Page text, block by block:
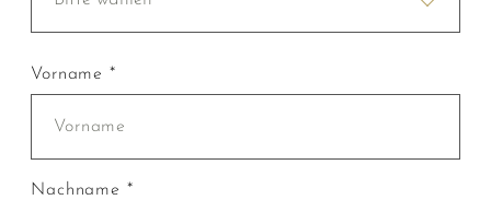
Vorname *
Nachname *